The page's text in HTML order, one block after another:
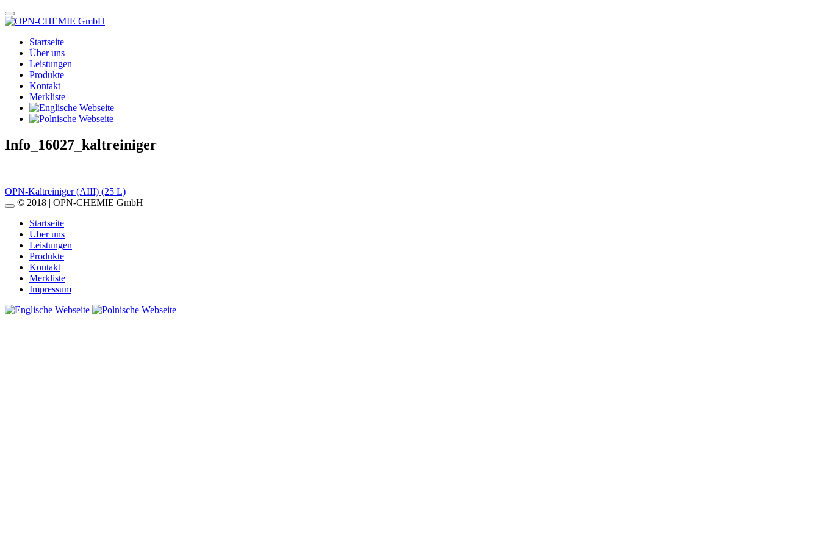
Startseite
Über uns
Leistungen
Produkte
Kontakt
Merkliste
Info_16027_kaltreiniger
Beitragsnavigation
OPN-Kaltreiniger (AIII) (25 L)
© 2018 | OPN-CHEMIE GmbH
Startseite
Über uns
Leistungen
Produkte
Kontakt
Merkliste
Impressum